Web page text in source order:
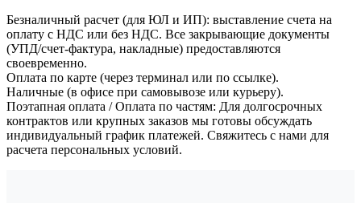
Безналичный расчет (для ЮЛ и ИП): выставление счета на
оплату с НДС или без НДС. Все закрывающие документы
(УПД/счет-фактура, накладные) предоставляются
своевременно.
Оплата по карте (через терминал или по ссылке).
Наличные (в офисе при самовывозе или курьеру).
Поэтапная оплата / Оплата по частям: Для долгосрочных
контрактов или крупных заказов мы готовы обсуждать
индивидуальный график платежей. Свяжитесь с нами для
расчета персональных условий.